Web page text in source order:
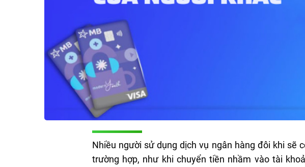
Nhiều người sử dụng dịch vụ ngân hàng đôi khi sẽ
trường hợp, như khi chuyển tiền nhầm vào tài